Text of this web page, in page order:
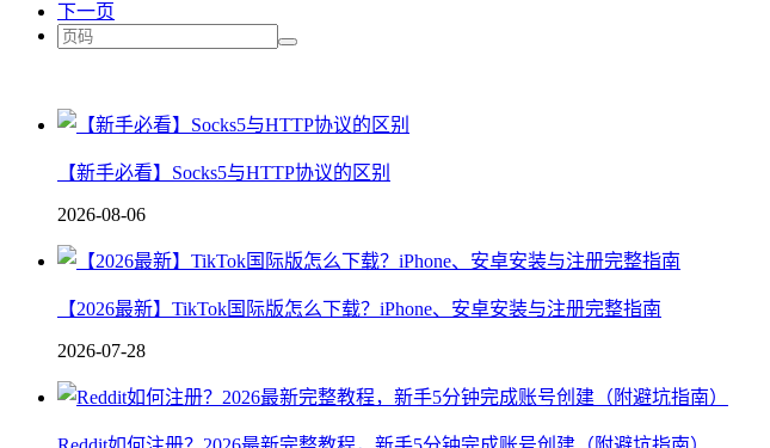
下一页
【新手必看】Socks5与HTTP协议的区别
2026-08-06
【2026最新】TikTok国际版怎么下载？iPhone、安卓安装与注册完整指南
2026-07-28